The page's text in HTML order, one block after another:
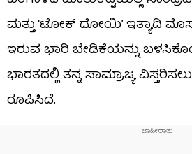
ಮತ್ತು ‘ಟೋಕ್ ದೋಯಿ’ ಇತ್ಯಾದಿ
ಇರುವ ಭಾರಿ ಬೇಡಿಕೆಯನ್ನು
ಭಾರತದಲ್ಲಿ ತನ್ನ ಸಾಮ್ರಾಜ್ಯ
ರೂಪಿಸಿದೆ.